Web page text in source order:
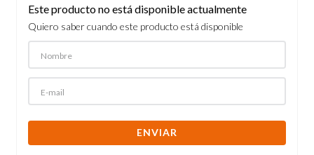
Este producto no está disponible actualmente
Quiero saber cuando este producto está disponible
ENVIAR